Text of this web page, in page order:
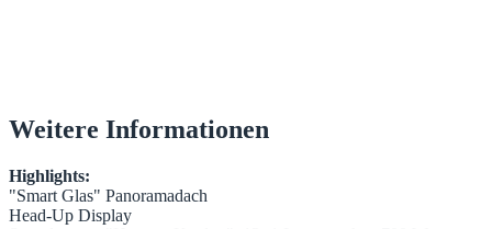
Weitere Informationen
Highlights:
"Smart Glas" Panoramadach
Head-Up Display